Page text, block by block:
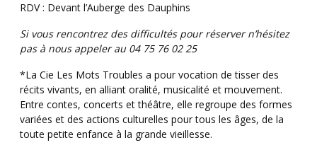
RDV : Devant l’Auberge des Dauphins
Si vous rencontrez des difficultés pour réserver n’hésitez
pas à nous appeler au 04 75 76 02 25
*La Cie Les Mots Troubles a pour vocation de tisser des
récits vivants, en alliant oralité, musicalité et mouvement.
Entre contes, concerts et théâtre, elle regroupe des formes
variées et des actions culturelles pour tous les âges, de la
toute petite enfance à la grande vieillesse.